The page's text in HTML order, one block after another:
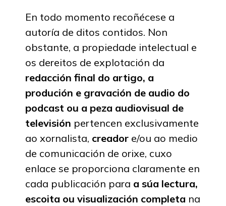
En todo momento recoñécese a
autoría de ditos contidos. Non
obstante, a propiedade intelectual e
os dereitos de explotación da
redacción final do artigo, a
produción e gravación de audio do
podcast ou a peza audiovisual de
televisión pertencen exclusivamente
ao xornalista, creador e/ou ao medio
de comunicación de orixe, cuxo
enlace se proporciona claramente en
cada publicación para a súa lectura,
escoita ou visualización completa na